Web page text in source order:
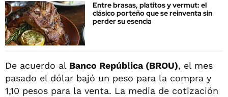
Entre brasas, platitos y vermut: el
clásico porteño que se reinventa sin
perder su esencia
De acuerdo al Banco República (BROU), el mes
pasado el dólar bajó un peso para la compra y
1,10 pesos para la venta. La media de cotización